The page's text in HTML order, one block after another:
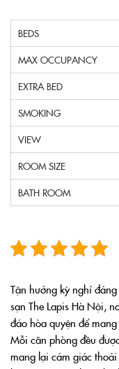
BEDS
MAX OCCUPANCY
EXTRA BED
SMOKING
VIEW
ROOM SIZE
BATH ROOM
Tận hưởng kỳ nghỉ
sạn The Lapis Hà Nội,
đáo hòa quyện để
Mỗi căn phòng đều
mang lại cảm giác